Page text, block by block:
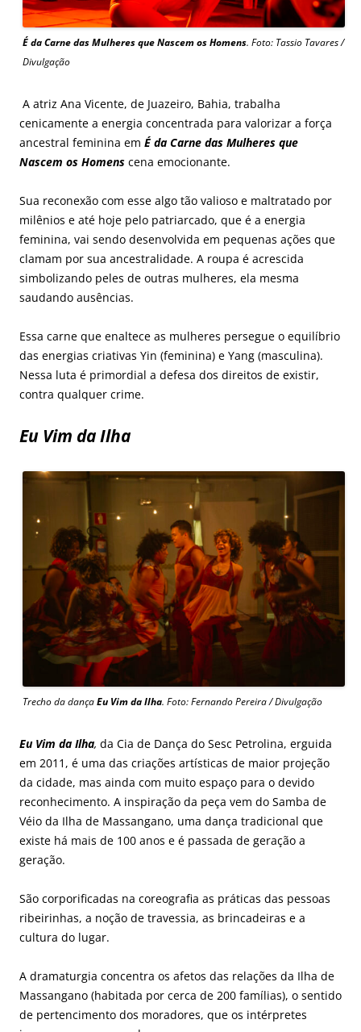
É da Carne das Mulheres que Nascem os Homens. Foto: Tassio Tavares /
Divulgação
A atriz Ana Vicente, de Juazeiro, Bahia, trabalha
cenicamente a energia concentrada para valorizar a força
ancestral feminina em É da Carne das Mulheres que
Nascem os Homens cena emocionante.
Sua reconexão com esse algo tão valioso e maltratado por
milênios e até hoje pelo patriarcado, que é a energia
feminina, vai sendo desenvolvida em pequenas ações que
clamam por sua ancestralidade. A roupa é acrescida
simbolizando peles de outras mulheres, ela mesma
saudando ausências.
Essa carne que enaltece as mulheres persegue o equilíbrio
das energias criativas Yin (feminina) e Yang (masculina).
Nessa luta é primordial a defesa dos direitos de existir,
contra qualquer crime.
Eu Vim da Ilha
Trecho da dançaEu Vim da Ilha. Foto: Fernando Pereira / Divulgação
Eu Vim da Ilha, da Cia de Dança do Sesc Petrolina, erguida
em 2011, é uma das criações artísticas de maior projeção
da cidade, mas ainda com muito espaço para o devido
reconhecimento. A inspiração da peça vem do Samba de
Véio da Ilha de Massangano, uma dança tradicional que
existe há mais de 100 anos e é passada de geração a
geração.
São corporificadas na coreografia as práticas das pessoas
ribeirinhas, a noção de travessia, as brincadeiras e a
cultura do lugar.
A dramaturgia concentra os afetos das relações da Ilha de
Massangano (habitada por cerca de 200 famílias), o sentido
de pertencimento dos moradores, que os intérpretes